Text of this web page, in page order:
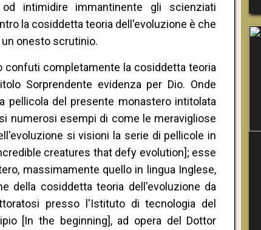
intimidire immantinente gli scienziati
la cosiddetta teoria dell'evoluzione è che
onesto scrutinio.
confuti completamente la cosiddetta teoria
Sorprendente evidenza per Dio. Onde
pellicola del presente monastero intitolata
numerosi esempi di come le meravigliose
si visioni la serie di pellicole in
creatures that defy evolution]; esse
massimamente quello in lingua Inglese,
della cosiddetta teoria dell'evoluzione da
presso l'Istituto di tecnologia del
[In the beginning], ad opera del Dottor